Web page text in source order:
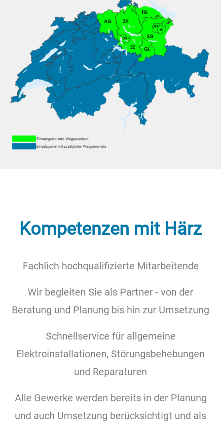
Kompetenzen mit Härz
Fachlich hochqualifizierte Mitarbeitende
Wir begleiten Sie als Partner - von der
Beratung und Planung bis hin zur Umsetzung
Schnellservice für allgemeine
Elektroinstallationen, Störungsbehebungen
und Reparaturen
Alle Gewerke werden bereits in der Planung
und auch Umsetzung berücksichtigt und als